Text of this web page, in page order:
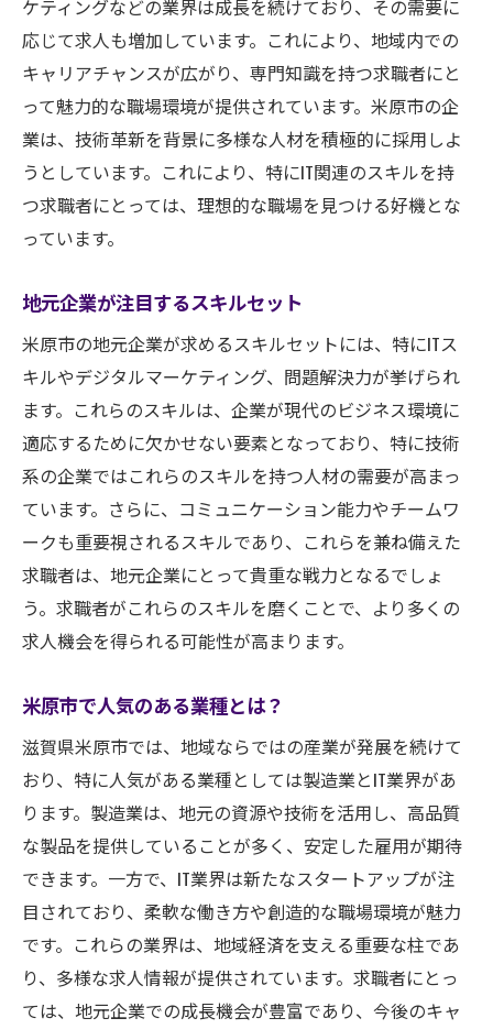
ケティングなどの業界は成長を続けており、その需要に
応じて求人も増加しています。これにより、地域内での
キャリアチャンスが広がり、専門知識を持つ求職者にと
って魅力的な職場環境が提供されています。米原市の企
業は、技術革新を背景に多様な人材を積極的に採用しよ
うとしています。これにより、特にIT関連のスキルを持
つ求職者にとっては、理想的な職場を見つける好機とな
っています。
地元企業が注目するスキルセット
米原市の地元企業が求めるスキルセットには、特にITス
キルやデジタルマーケティング、問題解決力が挙げられ
ます。これらのスキルは、企業が現代のビジネス環境に
適応するために欠かせない要素となっており、特に技術
系の企業ではこれらのスキルを持つ人材の需要が高まっ
ています。さらに、コミュニケーション能力やチームワ
ークも重要視されるスキルであり、これらを兼ね備えた
求職者は、地元企業にとって貴重な戦力となるでしょ
う。求職者がこれらのスキルを磨くことで、より多くの
求人機会を得られる可能性が高まります。
米原市で人気のある業種とは？
滋賀県米原市では、地域ならではの産業が発展を続けて
おり、特に人気がある業種としては製造業とIT業界があ
ります。製造業は、地元の資源や技術を活用し、高品質
な製品を提供していることが多く、安定した雇用が期待
できます。一方で、IT業界は新たなスタートアップが注
目されており、柔軟な働き方や創造的な職場環境が魅力
です。これらの業界は、地域経済を支える重要な柱であ
り、多様な求人情報が提供されています。求職者にとっ
ては、地元企業での成長機会が豊富であり、今後のキャ